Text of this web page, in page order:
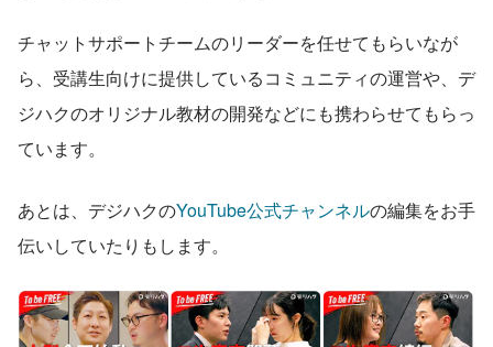
チャットサポートチームのリーダーを任せてもらいなが
ら、受講生向けに提供しているコミュニティの運営や、デ
ジハクのオリジナル教材の開発などにも携わらせてもらっ
ています。
あとは、デジハクのYouTube公式チャンネルの編集をお手
伝いしていたりもします。